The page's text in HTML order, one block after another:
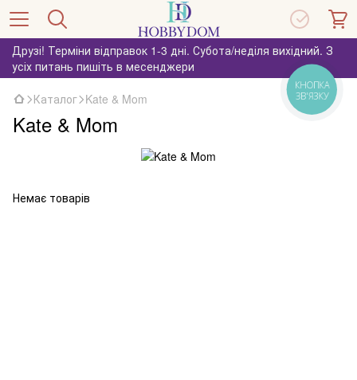
Друзі! Терміни відправок 1-3 дні. Субота/неділя вихідний. З
усіх питань пишіть в месенджери
Каталог Kate & Mom
Kate & Mom
Немає товарів
КНОПКА
ЗВ'ЯЗКУ